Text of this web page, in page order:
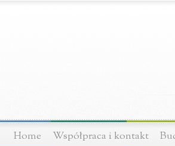
Home Współpraca i kontakt